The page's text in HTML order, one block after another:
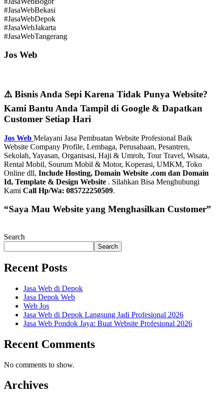
#JasaWebBekasi
#JasaWebDepok
#JasaWebJakarta
#JasaWebTangerang
Jos Web
⚠️ Bisnis Anda Sepi Karena Tidak Punya Website?
Kami Bantu Anda Tampil di Google & Dapatkan
Customer Setiap Hari
Jos Web Melayani Jasa Pembuatan Website Profesional Baik
Website Company Profile, Lembaga, Perusahaan, Pesantren,
Sekolah, Yayasan, Organisasi, Haji & Umroh, Tour Travel, Wisata,
Rental Mobil, Sourum Mobil & Motor, Koperasi, UMKM, Toko
Online dll, Include Hosting, Domain Website .com dan Domain
Id, Template & Design Website . Silahkan Bisa Menghubungi
Kami Call Hp/Wa: 085722250509.
“Saya Mau Website yang Menghasilkan Customer”
Search
Search
Recent Posts
Jasa Web di Depok
Jasa Depok Web
Web Jos
Jasa Web di Depok Langsung Jadi Profesional 2026
Jasa Web Pondok Jaya: Buat Website Profesional 2026
Recent Comments
No comments to show.
Archives